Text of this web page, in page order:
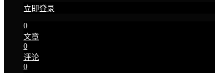
立即登录
0
文章
0
评论
0